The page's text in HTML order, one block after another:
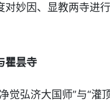
妙因、显教两寺进
瞿昙寺
觉弘济大国师”与“灌